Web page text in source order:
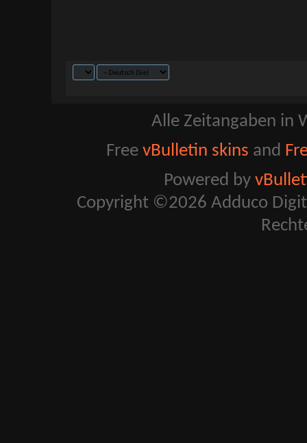
Alle Zeitangaben in
Free vBulletin skins and
Powered by
Copyright ©2026 Adduco